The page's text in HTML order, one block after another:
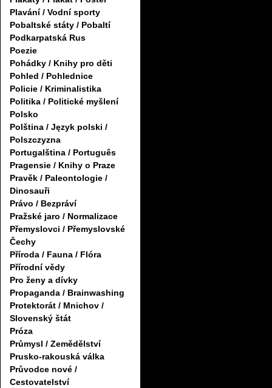
Plavání / Vodní sporty
Pobaltské státy / Pobaltí
Podkarpatská Rus
Poezie
Pohádky / Knihy pro děti
Pohled / Pohlednice
Policie / Kriminalistika
Politika / Politické myšlení
Polsko
Polština / Język polski /
Polszczyzna
Portugalština / Português
Pragensie / Knihy o Praze
Pravěk / Paleontologie /
Dinosauři
Právo / Bezpráví
Pražské jaro / Normalizace
Přemyslovci / Přemyslovské
Čechy
Příroda / Fauna / Flóra
Přírodní vědy
Pro ženy a dívky
Propaganda / Brainwashing
Protektorát / Mnichov /
Slovenský štát
Próza
Průmysl / Zemědělství
Prusko-rakouská válka
Průvodce nové /
Cestovatelství